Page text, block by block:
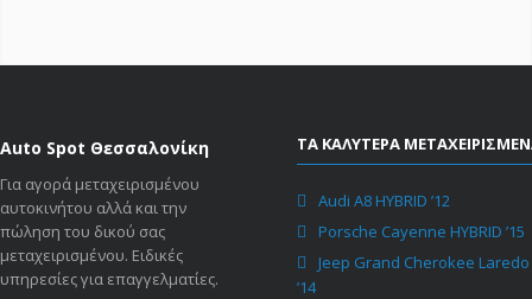
Auto Spot Θεσσαλονίκη
Για αγορά μεταχειρισμένου
αυτοκινήτου αλλά και την
πώληση του δικού σας
μεταχειρισμένου. Ειδικές
υπηρεσίες για επαγγελματίες.
ΤΑ ΚΑΛΥΤΕΡΑ
Audi A8 HYBRID ’12
Porsche Cayenne HYBRID ’15
Jeep Grand Cherokee Laredo
’14